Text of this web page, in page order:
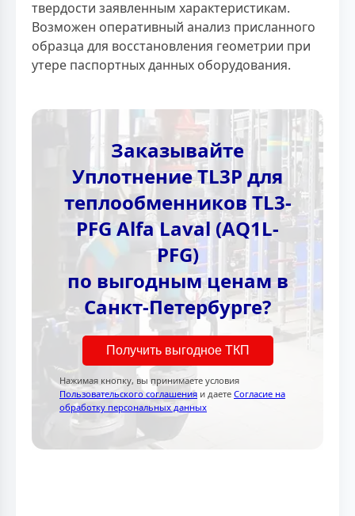
твердости заявленным характеристикам.
Возможен оперативный анализ присланного
образца для восстановления геометрии при
утере паспортных данных оборудования.
Заказывайте
Уплотнение TL3P для
теплообменников TL3-
PFG Alfa Laval (AQ1L-
PFG)
по выгодным ценам в
Санкт-Петербурге?
Получить выгодное ТКП
Нажимая кнопку, вы принимаете условия
Пользовательского соглашения и даете Согласие на
обработку персональных данных